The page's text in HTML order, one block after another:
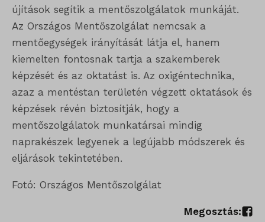
újítások segítik a mentőszolgálatok munkáját.
Az Országos Mentőszolgálat nemcsak a
mentőegységek irányítását látja el, hanem
kiemelten fontosnak tartja a szakemberek
képzését és az oktatást is. Az oxigéntechnika,
azaz a mentéstan területén végzett oktatások és
képzések révén biztosítják, hogy a
mentőszolgálatok munkatársai mindig
naprakészek legyenek a legújabb módszerek és
eljárások tekintetében.
Fotó: Országos Mentőszolgálat
Megosztás: